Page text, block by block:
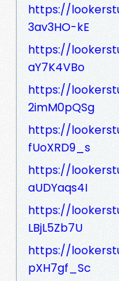
https://
3av3HO-kE
https://
aY7K4VBo
https://
2imM0pQSg
https://
fUoXRD9_s
https://
aUDYaqs4I
https://
LBjL5Zb7U
https://
pXH7gf_Sc